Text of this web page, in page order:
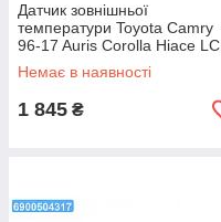
Датчик зовнішньої
температури Toyota Camry
96-17 Auris Corolla Hiace LC
Prado Lexus (вир-во Toyota)
8879022131
Немає в наявності
1 845 ₴